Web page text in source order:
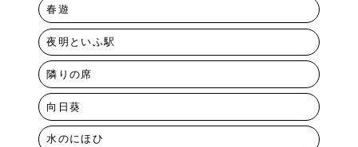
春遊
夜明といふ駅
隣りの席
向日葵
水のにほひ